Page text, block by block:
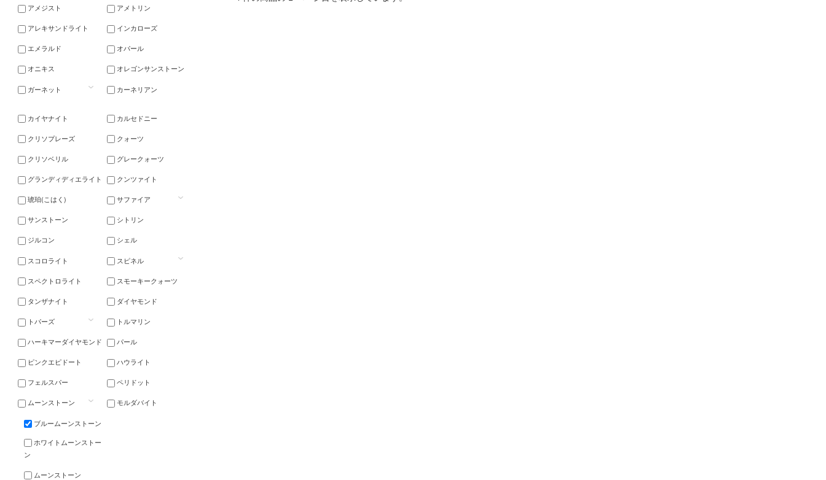
アメジスト アメトリン
アレキサンドライト インカローズ
エメラルド オパール
オニキス オレゴンサンストーン
ガーネット カーネリアン
カイヤナイト カルセドニー
クリソプレーズ クォーツ
クリソベリル グレークォーツ
グランディディエライト クンツァイト
琥珀(こはく) サファイア
サンストーン シトリン
ジルコン シェル
スコロライト スピネル
スペクトロライト スモーキークォーツ
タンザナイト ダイヤモンド
トパーズ トルマリン
ハーキマーダイヤモンド パール
ピンクエピドート ハウライト
フェルスパー ペリドット
ムーンストーン
ブルームーンストーン
ホワイトムーンストー
ン
ムーンストーン
モルダバイト